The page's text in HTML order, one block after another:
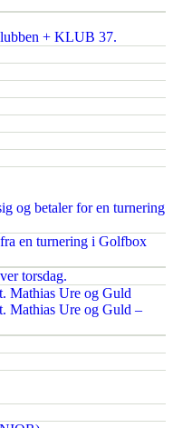
+ KLUB 37.
og betaler for en turnering
en turnering i Golfbox
torsdag.
Mathias Ure og Guld
Mathias Ure og Guld –